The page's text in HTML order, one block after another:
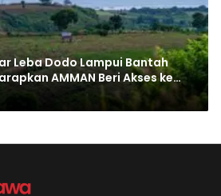
Leba Dodo Lampui Bantah
AMMAN Beri Akses ke